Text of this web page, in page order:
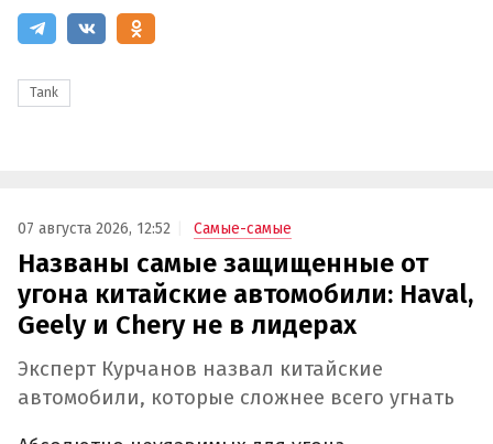
Tank
07 августа 2026, 12:52 Самые-самые
Названы самые защищенные от
угона китайские автомобили: Haval,
Geely и Chery не в лидерах
Эксперт Курчанов назвал китайские
автомобили, которые сложнее всего угнать